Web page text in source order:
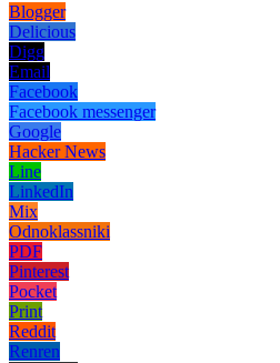
Blogger
Delicious
Digg
Email
Facebook
Facebook messenger
Google
Hacker News
Line
LinkedIn
Mix
Odnoklassniki
PDF
Pinterest
Pocket
Print
Reddit
Renren